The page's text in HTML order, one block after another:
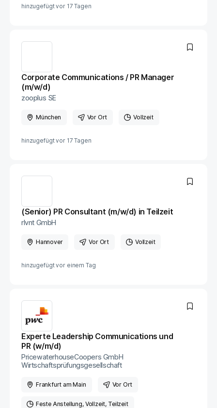
hinzugefügt vor 17 Tagen
Corporate Communications / PR Manager
(m/w/d)
zooplus SE
München Vor Ort Vollzeit
hinzugefügt vor 17 Tagen
(Senior) PR Consultant (m/w/d) in Teilzeit
rlvnt GmbH
Hannover Vor Ort Vollzeit
hinzugefügt vor einem Tag
Experte Leadership Communications und
PR (w/m/d)
PricewaterhouseCoopers GmbH
Wirtschaftsprüfungsgesellschaft
Frankfurt am Main Vor Ort
Feste Anstellung Vollzeit Teilzeit